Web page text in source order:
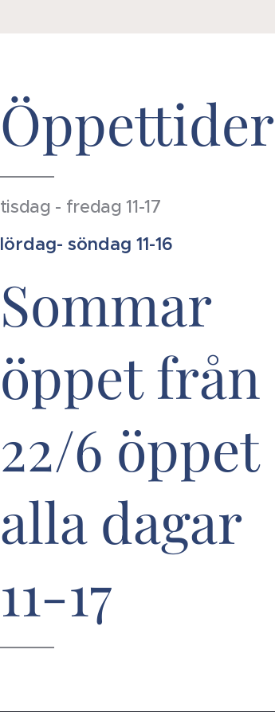
Öppettider
tisdag - fredag 11-17
lördag- söndag 11-16
Sommar
öppet från
22/6 öppet
alla dagar
11-17